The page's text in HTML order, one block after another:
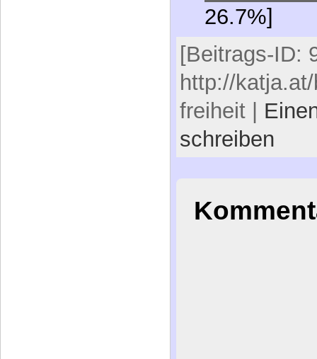
26.7%]
[Beitrags-ID:
http://
freiheit |
schreiben